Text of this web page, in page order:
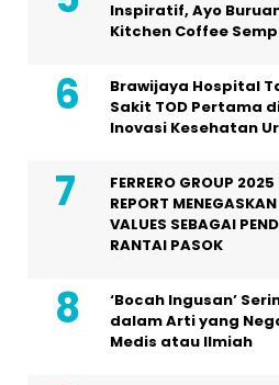
Inspiratif, Ayo
Kitchen Coffee
Brawijaya Hospital
Sakit TOD Pertama
Inovasi Kesehatan
FERRERO GROUP
REPORT
VALUES SEBAGAI
RANTAI PASOK
‘Bocah Ingusan’
dalam Arti yang
Medis atau Ilmiah